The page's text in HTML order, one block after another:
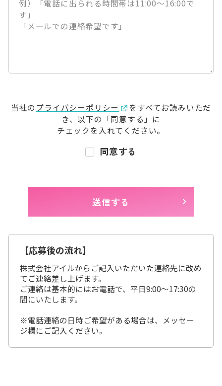
当社の プライバシーポリシー
をすべてお読みいただ
き、 以下の「同意する」に
チェックを入れてください。
同意する
【応募後の流れ】
株式会社アイルからご記入いただいた連絡先に改め
てご連絡差し上げます。
ご連絡は基本的にはお電話で、平日9:00～17:30の
間にいたします。
※電話連絡の日時ご希望がある場合は、メッセー
ジ欄にご記入ください。